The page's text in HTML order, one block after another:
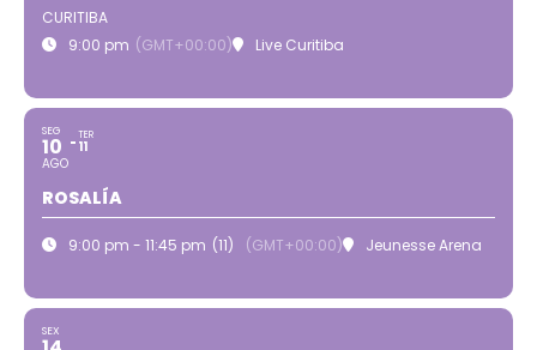
CURITIBA
9:00 pm (GMT+00:00) Live Curitiba
SEG
10
AGO
TER
11
ROSALÍA
9:00 pm - 11:45 pm (11) (GMT+00:00) Jeunesse Arena
SEX